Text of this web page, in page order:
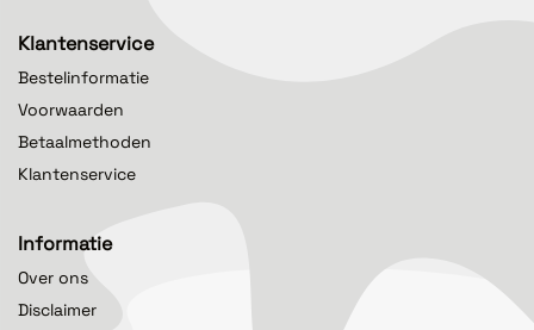
Klantenservice
Bestelinformatie
Voorwaarden
Betaalmethoden
Klantenservice
Informatie
Over ons
Disclaimer